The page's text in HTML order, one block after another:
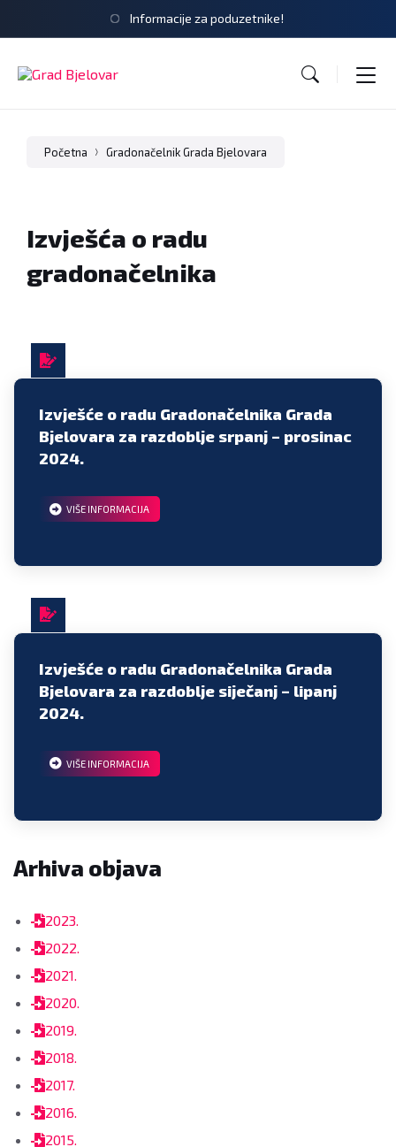
Informacije za poduzetnike!
Početna Gradonačelnik Grada Bjelovara
Izvješća o radu
gradonačelnika
Izvješće o radu Gradonačelnika Grada
Bjelovara za razdoblje srpanj – prosinac
2024.
VIŠE INFORMACIJA
Izvješće o radu Gradonačelnika Grada
Bjelovara za razdoblje siječanj – lipanj
2024.
VIŠE INFORMACIJA
Arhiva objava
2023.
2022.
2021.
2020.
2019.
2018.
2017.
2016.
2015.